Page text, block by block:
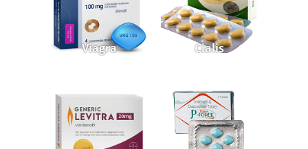
Viagra Cialis